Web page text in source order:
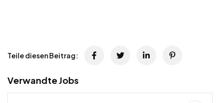
Teile diesen Beitrag:
Verwandte Jobs